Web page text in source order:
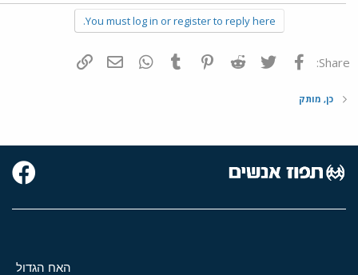
You must log in or register to reply here.
Share: פייסבוק Twitter
Reddit
Pinterest
Tumblr
WhatsAppדואר אלקטרוני
כן, מותק
האח הגדול